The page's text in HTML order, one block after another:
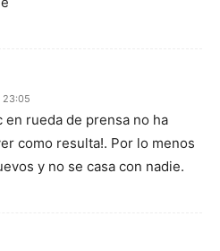
23:05
en rueda de prensa no ha
como resulta!. Por lo menos
y no se casa con nadie.